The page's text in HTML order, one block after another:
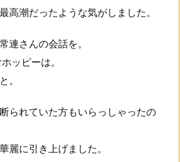
高潮だったような気がしました。
連さんの会話を。
ッピーは。
。
られていた方もいらっしゃったの
麗に引き上げました。